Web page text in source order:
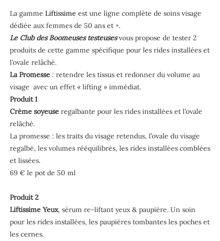
La gamme Liftissime est une ligne complète de soins visage
dédiée aux femmes de 50 ans et +.
Le Club des Boomeuses testeusesvous propose de tester 2
produits de cette gamme spécifique pour les rides installées et
l’ovale relâché.
La Promesse : retendre les tissus et redonner du volume au
visage avec un effet « lifting » immédiat.
Produit 1
Crème soyeuse regalbante pour les rides installées et l’ovale
relâché.
La promesse : les traits du visage retendus, l’ovale du visage
regalbé, les volumes rééquilibrés, les rides installées comblées
et lissées.
69 € le pot de 50 ml
Produit 2
Liftissime Yeux, sérum re-liftant yeux & paupière. Un soin
pour les rides installées, les paupières tombantes les poches et
les cernes.